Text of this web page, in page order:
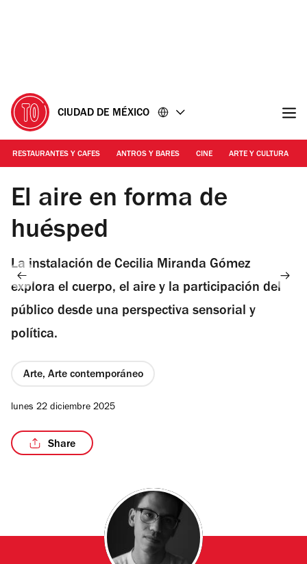
CIUDAD DE MÉXICO
RESTAURANTES Y CAFES ANTROS Y BARES CINE ARTE Y CULTURA
Foto: Cortesía
El aire en forma de
huésped
La instalación de Cecilia Miranda Gómez
explora el cuerpo, el aire y la participación del
público desde una perspectiva sensorial y
política.
Arte, Arte contemporáneo
lunes 22 diciembre 2025
Share